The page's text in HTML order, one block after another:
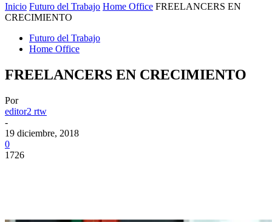
Inicio Futuro del Trabajo Home Office FREELANCERS EN
CRECIMIENTO
Futuro del Trabajo
Home Office
FREELANCERS EN CRECIMIENTO
Por
editor2 rtw
-
19 diciembre, 2018
0
1726